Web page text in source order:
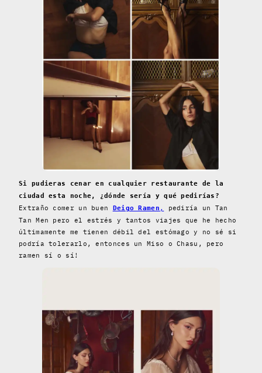
Si pudieras cenar en cualquier restaurante de la
ciudad esta noche, ¿dónde sería y qué pedirías?
Extraño comer un buen Deigo Ramen ,
pediría un Tan
Tan Men pero el estrés y tantos viajes que he hecho
últimamente me tienen débil del estómago y no sé si
podría tolerarlo, entonces un Miso o Chasu, pero
ramen sí o sí!